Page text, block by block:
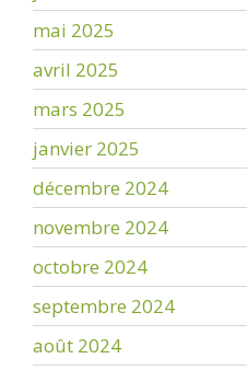
mai 2025
avril 2025
mars 2025
janvier 2025
décembre 2024
novembre 2024
octobre 2024
septembre 2024
août 2024